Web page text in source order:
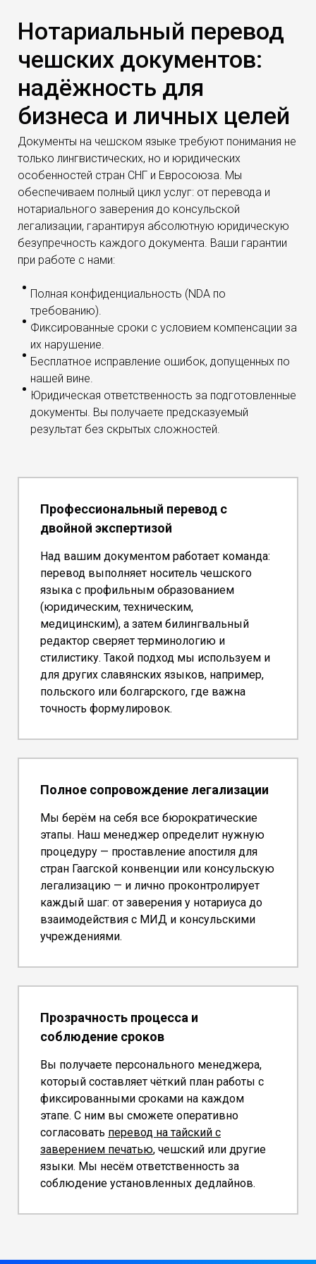
разрешение на осуществление
регулируемой деятельности.
оформления.
Трудовой договор (pracovní smlouva) или
справка с места работы для подачи в
миграционную полицию.
Карта здоровья иностранца (zdravotní
karta cizince) или полис медицинского
Нотариальный перевод
чешских документов:
надёжность для
бизнеса и личных целей
Документы на чешском языке требуют понимания не
только лингвистических, но и юридических
особенностей стран СНГ и Евросоюза. Мы
обеспечиваем полный цикл услуг: от перевода и
нотариального заверения до консульской
легализации, гарантируя абсолютную юридическую
безупречность каждого документа. Ваши гарантии
при работе с нами:
Полная конфиденциальность (NDA по
требованию).
Фиксированные сроки с условием компенсации за
их нарушение.
Бесплатное исправление ошибок, допущенных по
нашей вине.
Юридическая ответственность за подготовленные
документы. Вы получаете предсказуемый
результат без скрытых сложностей.
Профессиональный перевод с
двойной экспертизой
Над вашим документом работает команда:
перевод выполняет носитель чешского
языка с профильным образованием
(юридическим, техническим,
медицинским), а затем билингвальный
редактор сверяет терминологию и
стилистику. Такой подход мы используем и
для других славянских языков, например,
польского или болгарского, где важна
точность формулировок.
Полное сопровождение легализации
Мы берём на себя все бюрократические
этапы. Наш менеджер определит нужную
процедуру — проставление апостиля для
стран Гаагской конвенции или консульскую
легализацию — и лично проконтролирует
каждый шаг: от заверения у нотариуса до
взаимодействия с МИД и консульскими
учреждениями.
Прозрачность процесса и
соблюдение сроков
Вы получаете персонального менеджера,
который составляет чёткий план работы с
фиксированными сроками на каждом
этапе. С ним вы сможете оперативно
согласовать перевод на тайский с
заверением печатью, чешский или другие
языки. Мы несём ответственность за
соблюдение установленных дедлайнов.